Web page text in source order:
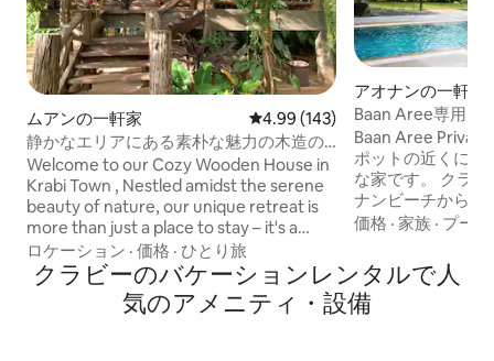
ムアンの一軒家 レビュー143件、5つ星中4.99つ
4.99 (143)
静かなエリアにある素朴な魅力の木造の
家。
Welcome to our Cozy Wooden House in
Krabi Town , Nestled amidst the serene
beauty of nature, our unique retreat is
more than just a place to stay – it's a
warm and welcoming haven that feels
like home. Our handcrafted house is a
labor of love, designed and built by me
and my dad. The use of natural wood
ロケーション · 価格 · ひとり旅
アオナンの一軒家
Baan Aree専用プ
Baan Aree
ポットの近くにあ
な家です。 クラビの観光スポット、アオ
ナンビーチから5キロ、 クロム
チまで3キロ、ノ
べて揃っています。 すべてのベッ
ムとリビングルームに リビング
洗濯機。 庭には
価格 ·家族 · プール
クラビーのバケーションレンタルで人
気のアメニティ・設備